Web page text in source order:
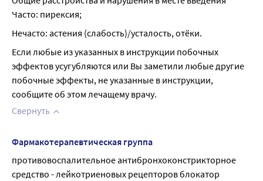
Часто: пирексия;
Нечасто: астения (слабость)/усталость, отёки.
Если любые из указанных в инструкции побочных
эффектов усугубляются или Вы заметили любые другие
побочные эффекты, не указанные в инструкции,
сообщите об этом лечащему врачу.
Свернуть
Фармакотерапевтическая группа
противовоспалительное антибронхоконстрикторное
средство - лейкотриеновых рецепторов блокатор